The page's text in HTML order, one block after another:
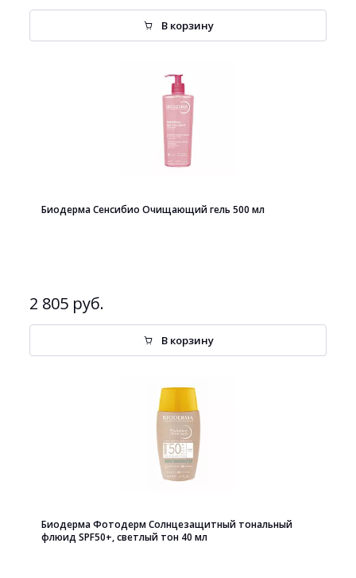
В корзину
Биодерма Сенсибио Очищающий гель 500 мл
2 805 руб.
В корзину
Биодерма Фотодерм Cолнцезащитный тональный
флюид SPF50+, светлый тон 40 мл